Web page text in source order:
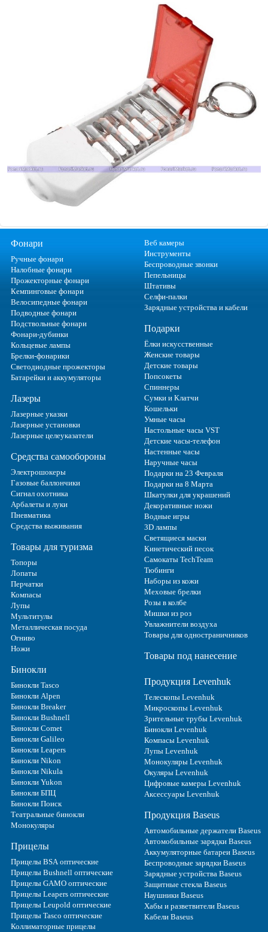
Фонари
Ручные фонари
Налобные фонари
Прожекторные фонари
Кемпинговые фонари
Велосипедные фонари
Подводные фонари
Подствольные фонари
Фонари-дубинки
Кольцевые лампы
Брелки-фонарики
Светодиодные прожекторы
Батарейки и аккумуляторы
Лазеры
Лазерные указки
Лазерные установки
Лазерные целеуказатели
Средства самообороны
Электрошокеры
Газовые баллончики
Сигнал охотника
Арбалеты и луки
Пневматика
Средства выживания
Товары для туризма
Топоры
Лопаты
Перчатки
Компасы
Лупы
Мультитулы
Металлическая посуда
Огниво
Ножи
Бинокли
Бинокли Tasco
Бинокли Alpen
Бинокли Breaker
Бинокли Bushnell
Бинокли Comet
Бинокли Galileo
Бинокли Leapers
Бинокли Nikon
Бинокли Nikula
Бинокли Yukon
Бинокли БПЦ
Бинокли Поиск
Театральные бинокли
Монокуляры
Прицелы
Прицелы BSA оптические
Прицелы Bushnell оптические
Прицелы GAMO оптические
Прицелы Leapers оптические
Прицелы Leupold оптические
Прицелы Tasco оптические
Коллиматорные прицелы
Веб камеры
Инструменты
Беспроводные звонки
Пепельницы
Штативы
Селфи-палки
Зарядные устройства и кабели
Подарки
Ёлки искусственные
Женские товары
Детские товары
Попсокеты
Спиннеры
Сумки и Клатчи
Кошельки
Умные часы
Настольные часы VST
Детские часы-телефон
Настенные часы
Наручные часы
Подарки на 23 Февраля
Подарки на 8 Марта
Шкатулки для украшений
Декоративные ножи
Водные игры
3D лампы
Светящиеся маски
Кинетический песок
Самокаты TechTeam
Тюбинги
Наборы из кожи
Меховые брелки
Розы в колбе
Мишки из роз
Увлажнители воздуха
Товары для одностраничников
Товары под нанесение
Продукция Levenhuk
Телескопы Levenhuk
Микроскопы Levenhuk
Зрительные трубы Levenhuk
Бинокли Levenhuk
Компасы Levenhuk
Лупы Levenhuk
Монокуляры Levenhuk
Окуляры Levenhuk
Цифровые камеры Levenhuk
Аксессуары Levenhuk
Продукция Baseus
Автомобильные держатели Baseus
Автомобильные зарядки Baseus
Аккумуляторные батареи Baseus
Беспроводные зарядки Baseus
Зарядные устройства Baseus
Защитные стекла Baseus
Наушники Baseus
Хабы и разветвители Baseus
Кабели Baseus